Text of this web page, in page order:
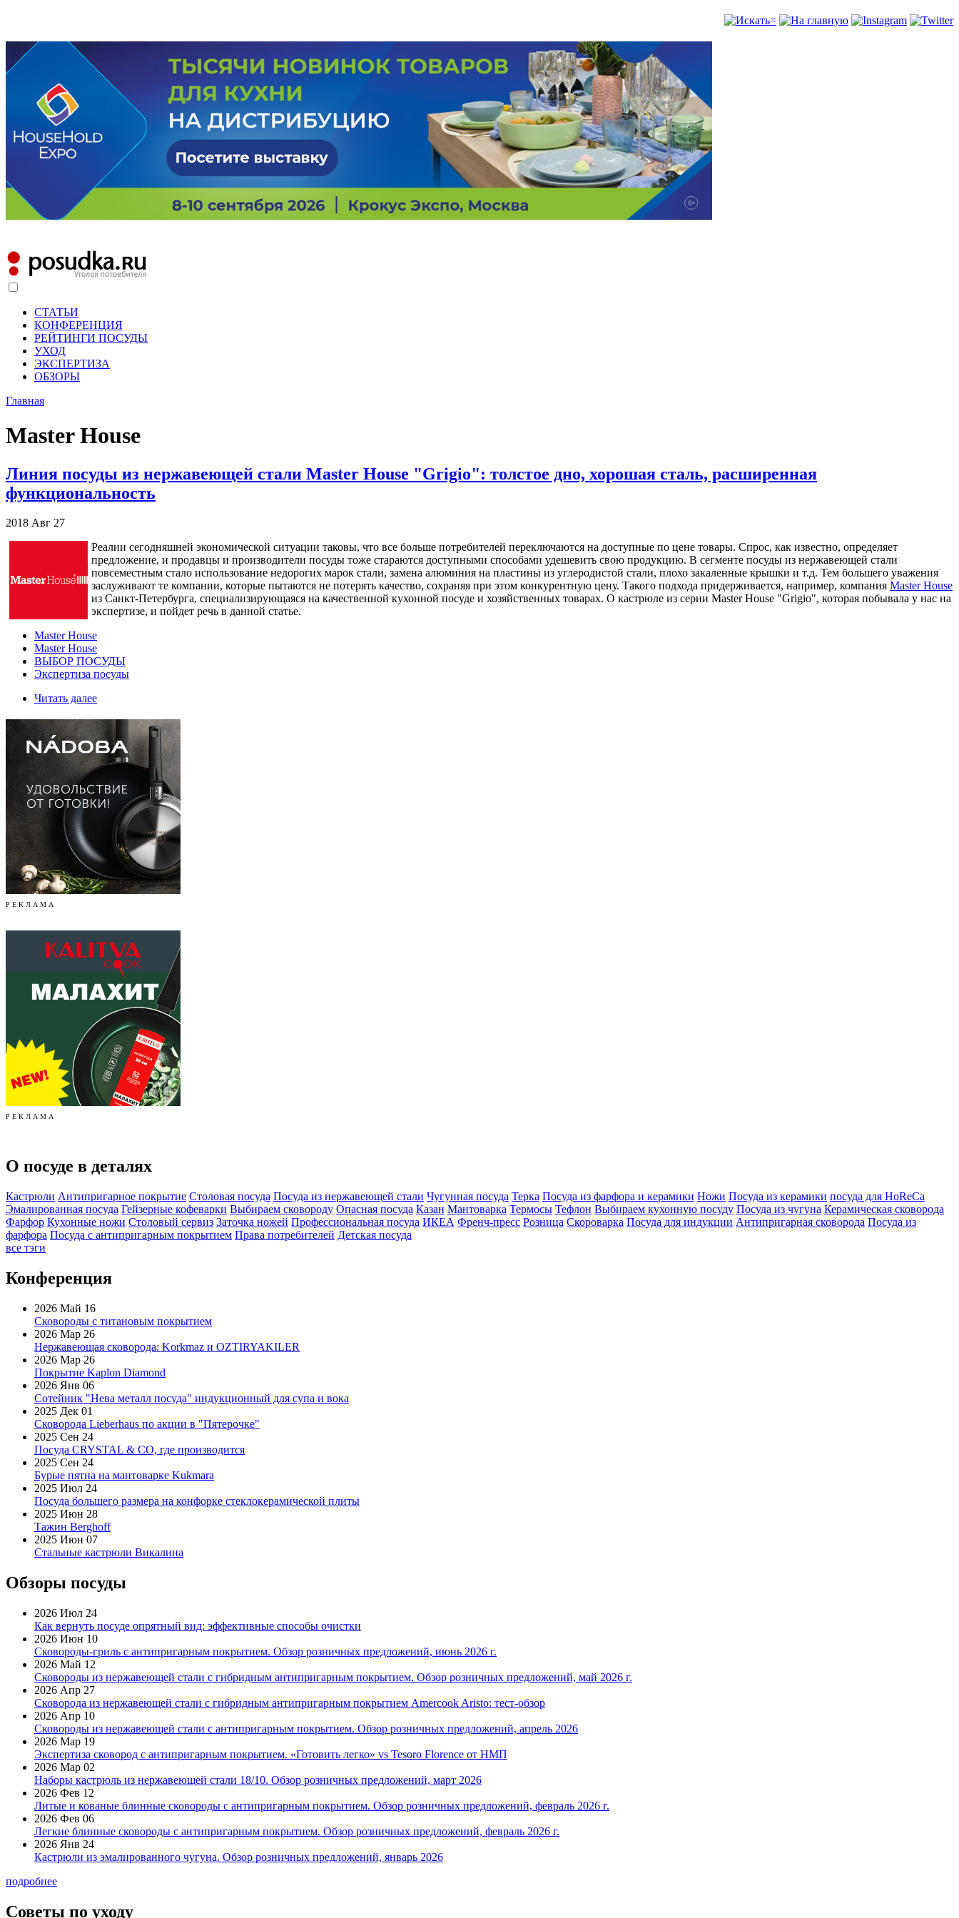
СТАТЬИ
КОНФЕРЕНЦИЯ
РЕЙТИНГИ ПОСУДЫ
УХОД
ЭКСПЕРТИЗА
ОБЗОРЫ
Главная
Master House
Линия посуды из нержавеющей стали Master House "Grigio": толстое дно, хорошая сталь, расширенная
функциональность
2018 Авг 27
Реалии сегодняшней экономической ситуации таковы, что все больше потребителей переключаются на доступные по цене товары. Спрос, как известно, определяет
предложение, и продавцы и производители посуды тоже стараются доступными способами удешевить свою продукцию. В сегменте посуды из нержавеющей стали
повсеместным стало использование недорогих марок стали, замена алюминия на пластины из углеродистой стали, плохо закаленные крышки и т.д. Тем большего уважения
заслуживают те компании, которые пытаются не потерять качество, сохраняя при этом конкурентную цену. Такого подхода придерживается, например, компания Master House
из Санкт-Петербурга, специализирующаяся на качественной кухонной посуде и хозяйственных товарах. О кастрюле из серии Master House "Grigio", которая побывала у нас на
экспертизе, и пойдет речь в данной статье.
Master House
Master House
ВЫБОР ПОСУДЫ
Экспертиза посуды
Читать далее
Р Е К Л А М А
Р Е К Л А М А
О посуде в деталях
Кастрюли Антипригарное покрытие Столовая посуда Посуда из нержавеющей стали Чугунная посуда Терка Посуда из фарфора и керамики Ножи Посуда из керамики посуда для HoReCa
Эмалированная посуда Гейзерные кофеварки Выбираем сковороду Опасная посуда Казан Мантоварка Термосы Тефлон Выбираем кухонную посуду Посуда из чугуна Керамическая сковорода
Фарфор Кухонные ножи Столовый сервиз Заточка ножей Профессиональная посуда ИКЕА Френч-пресс Розница Скороварка Посуда для индукции Антипригарная сковорода Посуда из
фарфора Посуда с антипригарным покрытием Права потребителей Детская посуда
все тэги
Конференция
2026 Май 16
Сковороды с титановым покрытием
2026 Мар 26
Нержавеющая сковорода: Korkmaz и OZTIRYAKILER
2026 Мар 26
Покрытие Kaplon Diamond
2026 Янв 06
Сотейник "Нева металл посуда" индукционный для супа и вока
2025 Дек 01
Сковорода Lieberhaus по акции в "Пятерочке"
2025 Сен 24
Посуда CRYSTAL & CO, где производится
2025 Сен 24
Бурые пятна на мантоварке Kukmara
2025 Июл 24
Посуда большего размера на конфорке стеклокерамической плиты
2025 Июн 28
Тажин Berghoff
2025 Июн 07
Стальные кастрюли Викалина
Обзоры посуды
2026 Июл 24
Как вернуть посуде опрятный вид: эффективные способы очистки
2026 Июн 10
Сковороды-гриль с антипригарным покрытием. Обзор розничных предложений, июнь 2026 г.
2026 Май 12
Сковороды из нержавеющей стали с гибридным антипригарным покрытием. Обзор розничных предложений, май 2026 г.
2026 Апр 27
Сковорода из нержавеющей стали с гибридным антипригарным покрытием Amercook Aristo: тест-обзор
2026 Апр 10
Сковороды из нержавеющей стали с антипригарным покрытием. Обзор розничных предложений, апрель 2026
2026 Мар 19
Экспертиза сковород с антипригарным покрытием. «Готовить легко» vs Tesoro Florence от НМП
2026 Мар 02
Наборы кастрюль из нержавеющей стали 18/10. Обзор розничных предложений, март 2026
2026 Фев 12
Литые и кованые блинные сковороды с антипригарным покрытием. Обзор розничных предложений, февраль 2026 г.
2026 Фев 06
Легкие блинные сковороды с антипригарным покрытием. Обзор розничных предложений, февраль 2026 г.
2026 Янв 24
Кастрюли из эмалированного чугуна. Обзор розничных предложений, январь 2026
подробнее
Советы по уходу